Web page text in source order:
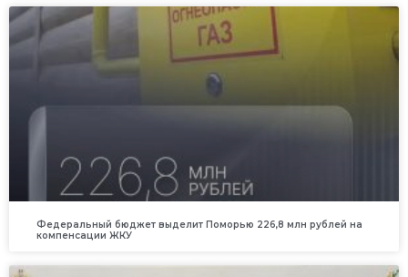
Федеральный бюджет выделит Поморью 226,8 млн рублей на
компенсации ЖКУ